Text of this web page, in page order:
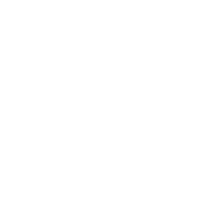
げます。
切に思います。